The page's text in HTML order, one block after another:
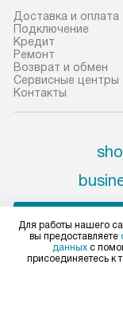
Доставка и оплата
Подключение
Кредит
Ремонт
Возврат и обмен
Сервисные центры
Контакты
Для работы нашего
вы предоставляете
данных с
присоединяетесь к